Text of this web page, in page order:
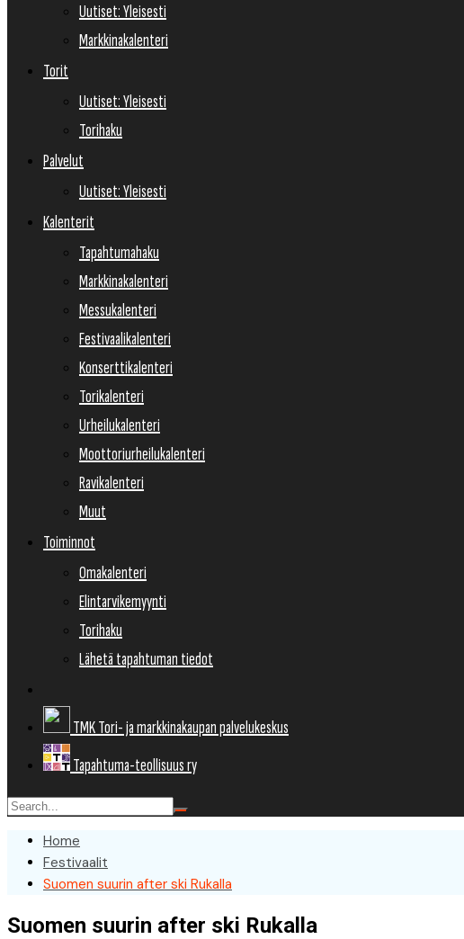
Uutiset: Yleisesti
Markkinakalenteri
Torit
Uutiset: Yleisesti
Torihaku
Palvelut
Uutiset: Yleisesti
Kalenterit
Tapahtumahaku
Markkinakalenteri
Messukalenteri
Festivaalikalenteri
Konserttikalenteri
Torikalenteri
Urheilukalenteri
Moottoriurheilukalenteri
Ravikalenteri
Muut
Toiminnot
Omakalenteri
Elintarvikemyynti
Torihaku
Lähetä tapahtuman tiedot
TMK Tori- ja markkinakaupan palvelukeskus
Tapahtuma-teollisuus ry
Home
Festivaalit
Suomen suurin after ski Rukalla
Suomen suurin after ski Rukalla